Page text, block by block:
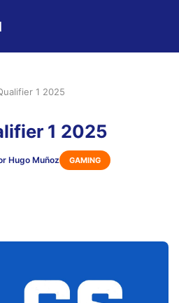
1 2025
1 2025
Hugo Muñoz GAMING